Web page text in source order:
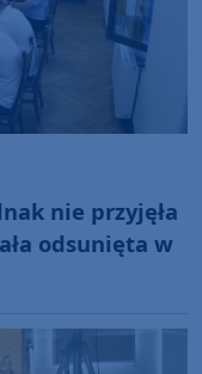
nie przyjęła
odsunięta w